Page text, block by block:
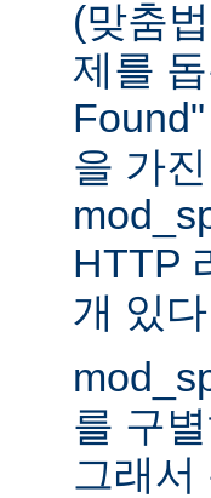
(맞춤
제를
을 가
HTTP
개 있
를 구
그래서